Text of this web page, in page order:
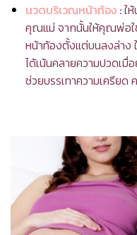
นวดบริเวณหน้าท้อง:ใ
คุณแม่ จากนั้นให้คุณพ่อใ
หน้าท้องตั้งแต่บนลงล่าง
ได้เน้นคลายความปวดเ
ช่วยบรรเทาความเครียด